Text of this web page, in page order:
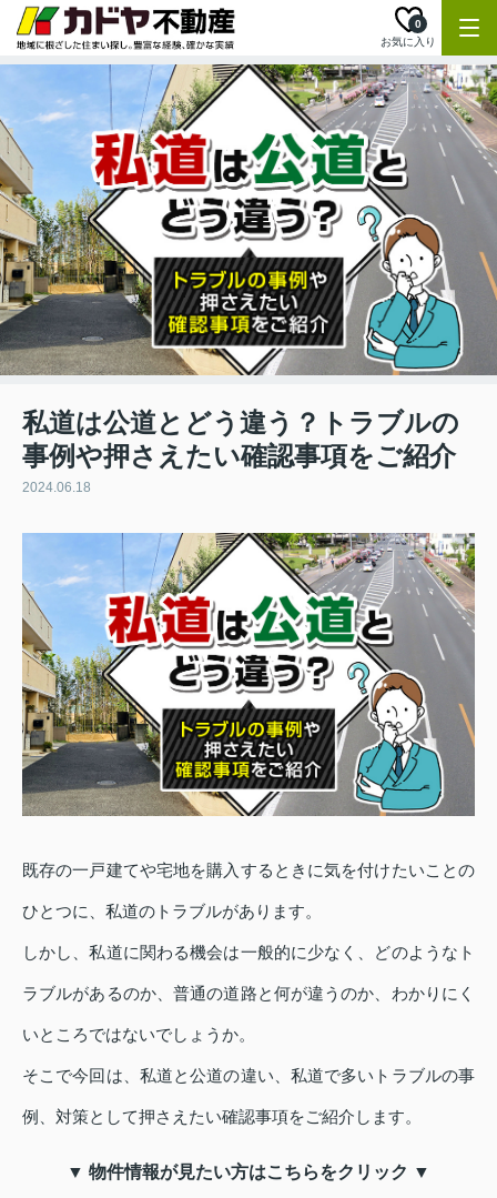
お気に入り
0
私道は公道とどう違う？トラブルの
事例や押さえたい確認事項をご紹介
2024.06.18
既存の一戸建てや宅地を購入するときに気を付けたいことの
ひとつに、私道のトラブルがあります。
しかし、私道に関わる機会は一般的に少なく、どのようなト
ラブルがあるのか、普通の道路と何が違うのか、わかりにく
いところではないでしょうか。
そこで今回は、私道と公道の違い、私道で多いトラブルの事
例、対策として押さえたい確認事項をご紹介します。
▼ 物件情報が見たい方はこちらをクリック ▼